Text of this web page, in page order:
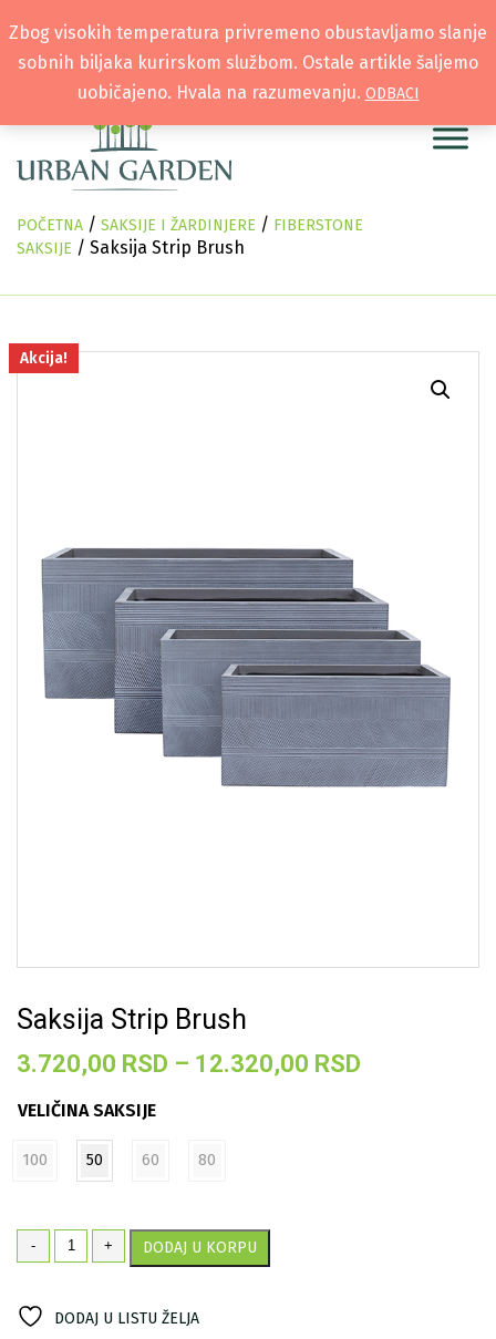
POČETNA / SAKSIJE I ŽARDINJERE / FIBERSTONE
SAKSIJE / Saksija Strip Brush
Akcija!
Saksija Strip Brush
3.720,00 RSD – 12.320,00 RSD
VELIČINA SAKSIJE
100 50 60 80
-
Saksija
Strip
+ DODAJ U KORPU
DODAJ U LISTU ŽELJA
Zbog visokih temperatura privremeno obustavljamo slanje
sobnih biljaka kurirskom službom. Ostale artikle šaljemo
uobičajeno. Hvala na razumevanju. ODBACI